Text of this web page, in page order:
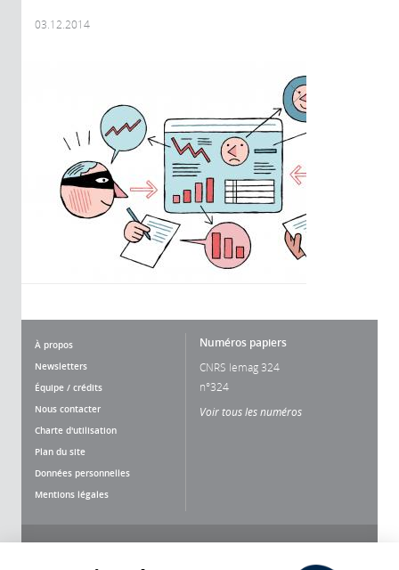
03.12.2014
À propos
Newsletters
Équipe / crédits
Nous contacter
Charte d'utilisation
Plan du site
Données personnelles
Mentions légales
Numéros papiers
CNRS lemag 324
n°324
Voir tous les numéros